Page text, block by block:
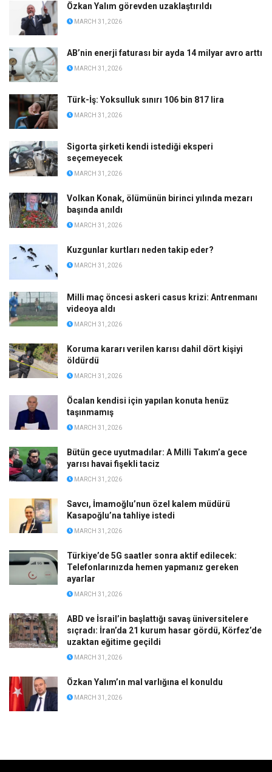
Özkan Yalım görevden uzaklaştırıldı
MARCH 31, 2026
AB’nin enerji faturası bir ayda 14 milyar avro arttı
MARCH 31, 2026
Türk-İş: Yoksulluk sınırı 106 bin 817 lira
MARCH 31, 2026
Sigorta şirketi kendi istediği eksperi
seçemeyecek
MARCH 31, 2026
Volkan Konak, ölümünün birinci yılında mezarı
başında anıldı
MARCH 31, 2026
Kuzgunlar kurtları neden takip eder?
MARCH 31, 2026
Milli maç öncesi askeri casus krizi: Antrenmanı
videoya aldı
MARCH 31, 2026
Koruma kararı verilen karısı dahil dört kişiyi
öldürdü
MARCH 31, 2026
Öcalan kendisi için yapılan konuta henüz
taşınmamış
MARCH 31, 2026
Bütün gece uyutmadılar: A Milli Takım’a gece
yarısı havai fişekli taciz
MARCH 31, 2026
Savcı, İmamoğlu’nun özel kalem müdürü
Kasapoğlu’na tahliye istedi
MARCH 31, 2026
Türkiye’de 5G saatler sonra aktif edilecek:
Telefonlarınızda hemen yapmanız gereken
ayarlar
MARCH 31, 2026
ABD ve İsrail’in başlattığı savaş üniversitelere
sıçradı: İran’da 21 kurum hasar gördü, Körfez’de
uzaktan eğitime geçildi
MARCH 31, 2026
Özkan Yalım’ın mal varlığına el konuldu
MARCH 31, 2026